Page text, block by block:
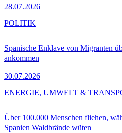
28.07.2026
Spanische Enklave von Migranten
ankommen
30.07.2026
POLITIK
Über 100.000 Menschen fliehen,
Spanien Waldbrände wüten
ENERGIE, UMWELT &